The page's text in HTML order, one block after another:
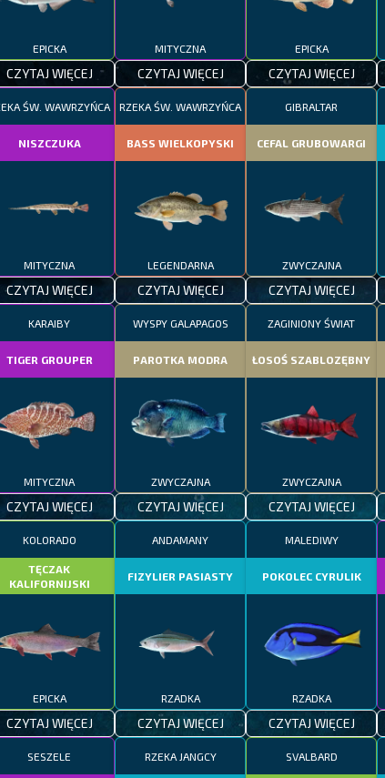
EPICKA
CZYTAJ WIĘCEJ
MITYCZNA
CZYTAJ WIĘCEJ
EPICKA
CZYTAJ WIĘCEJ
ŚW. WAWRZYŃCA
NISZCZUKA
MITYCZNA
CZYTAJ WIĘCEJ
RZEKA ŚW. WAWRZYŃCA
BASS WIELKOPYSKI
LEGENDARNA
CZYTAJ WIĘCEJ
GIBRALTAR
CEFAL GRUBOWARGI
ZWYCZAJNA
CZYTAJ WIĘCEJ
KARAIBY
TIGER GROUPER
MITYCZNA
CZYTAJ WIĘCEJ
WYSPY GALAPAGOS
PAROTKA MODRA
ZWYCZAJNA
CZYTAJ WIĘCEJ
ZAGINIONY ŚWIAT
ŁOSOŚ SZABLOZĘBNY
ZWYCZAJNA
CZYTAJ WIĘCEJ
KOLORADO
TĘCZAK
KALIFORNIJSKI
EPICKA
CZYTAJ WIĘCEJ
ANDAMANY
FIZYLIER PASIASTY
RZADKA
CZYTAJ WIĘCEJ
MALEDIWY
POKOLEC CYRULIK
RZADKA
CZYTAJ WIĘCEJ
SESZELE RZEKA JANGCY SVALBARD